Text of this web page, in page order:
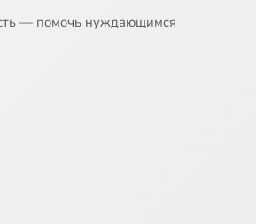
— помочь нуждающимся